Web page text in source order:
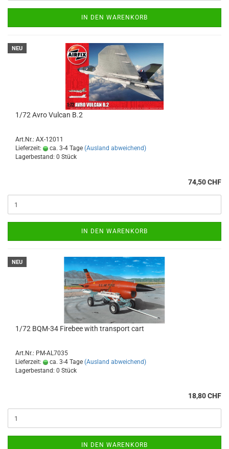
IN DEN WARENKORB
NEU
1/72 Avro Vulcan B.2
Art.Nr.: AX-12011
Lieferzeit:
ca. 3-4 Tage (Ausland abweichend)
Lagerbestand: 0 Stück
74,50 CHF
IN DEN WARENKORB
NEU
1/72 BQM-34 Firebee with transport cart
Art.Nr.: PM-AL7035
Lieferzeit:
ca. 3-4 Tage (Ausland abweichend)
Lagerbestand: 0 Stück
18,80 CHF
IN DEN WARENKORB